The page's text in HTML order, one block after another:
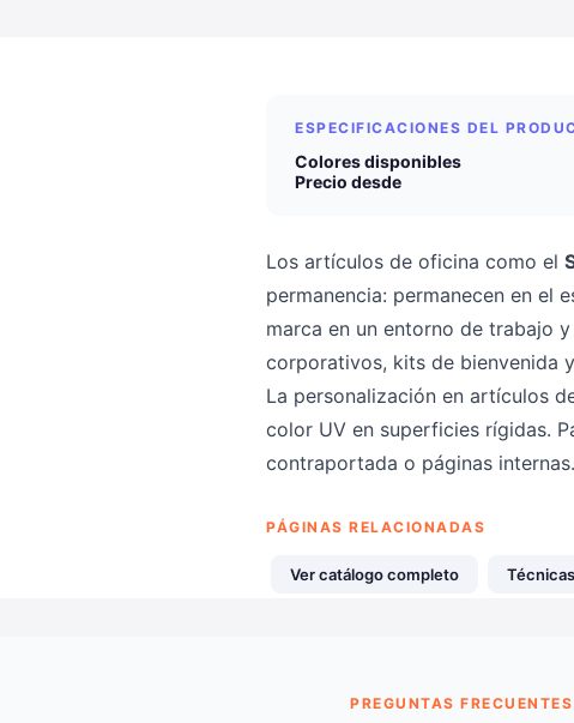
ESPECIFICACIONES DEL
Colores disponibles
Precio desde
Los artículos de oficina como el
permanencia: permanecen en el
marca en un entorno de trabajo
corporativos, kits de bienvenida
La personalización en artículos
color UV en superficies rígidas.
contraportada o páginas
PÁGINAS RELACIONADAS
Ver catálogo completo
PREGUNTAS FRECUENTES